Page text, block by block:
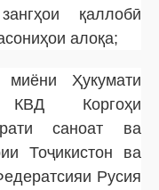
қаллобӣ
алоқа;
миёни Ҳукумати
КВД Коргоҳи
саноат ва
Тоҷикистон ва
Русия